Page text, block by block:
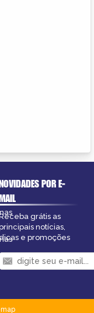
POR E-
grátis as
notícias,
e promoções